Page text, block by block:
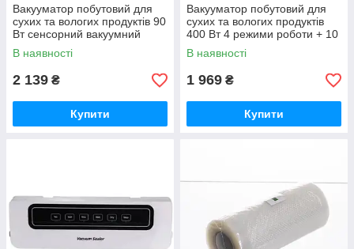
Вакууматор побутовий для
сухих та вологих продуктів 90
Вт сенсорний вакуумний
пакувальник + 10 пакетів HP-
11-16
В наявності
2 139 ₴
Купити
Вакууматор побутовий для
сухих та вологих продуктів
400 Вт 4 режими роботи + 10
пакетів Білий HP-11-17W
В наявності
1 969 ₴
Купити